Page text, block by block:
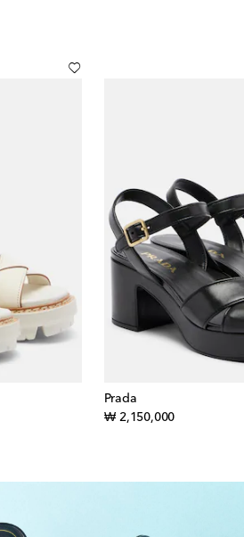
Prada
₩ 2,150,000original price